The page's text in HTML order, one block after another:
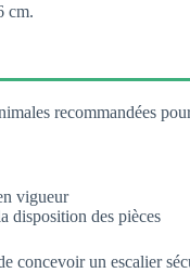
cm.
recommandées
vigueur
disposition des pièces
concevoir un escalier